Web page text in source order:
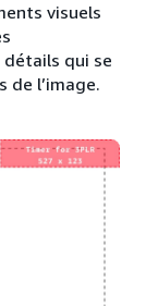
visuels
qui se
de l’image.